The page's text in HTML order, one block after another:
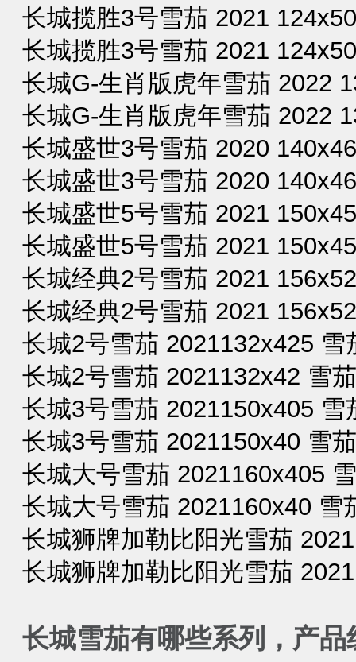
长城揽胜3号雪茄 2021
长城揽胜3号雪茄 2021
长城G-生肖版虎年雪茄 2022
长城G-生肖版虎年雪茄 2022
长城盛世3号雪茄 2020
长城盛世3号雪茄 2020
长城盛世5号雪茄 2021
长城盛世5号雪茄 2021
长城经典2号雪茄 2021
长城经典2号雪茄 2021
长城2号雪茄 2021132x425 雪
长城2号雪茄 2021132x42 雪
长城3号雪茄 2021150x405 雪
长城3号雪茄 2021150x40 雪
长城大号雪茄 2021160x405
长城大号雪茄 2021160x40 雪
长城狮牌加勒比阳光雪茄
长城狮牌加勒比阳光雪茄
长城雪茄有哪些系列，产品